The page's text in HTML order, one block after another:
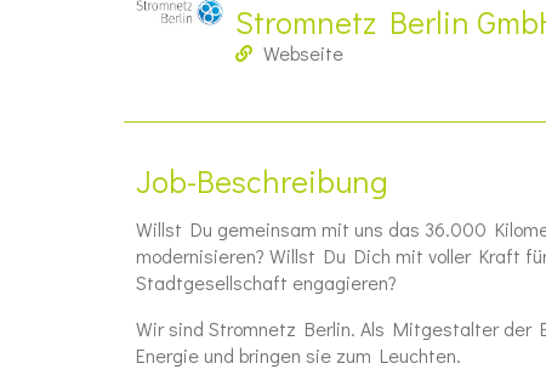
Stromnetz Berlin
Webseite
Job-Beschreibung
Willst Du gemeinsam mit uns das 36.000
modernisieren? Willst Du Dich mit voller Kraft
Stadtgesellschaft engagieren?
Wir sind Stromnetz Berlin. Als Mitgestalter der
Energie und bringen sie zum Leuchten.